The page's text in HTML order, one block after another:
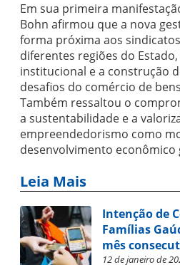
Em sua primeira
Bohn afirmou que a nova
forma próxima aos
diferentes regiões do
institucional e a construção
desafios do comércio de
Também ressaltou o
a sustentabilidade e a
empreendedorismo como
desenvolvimento econômico
Leia Mais
Intenção de
Famílias
mês
12 de janeiro de